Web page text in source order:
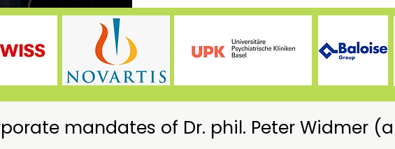
mandates of Dr. phil. Peter Widmer